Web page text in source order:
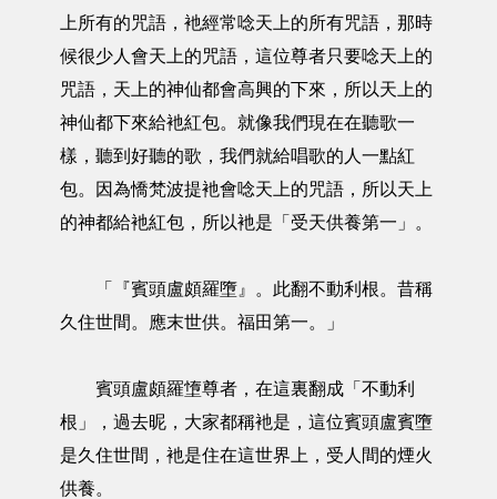
上所有的咒語，衪經常唸天上的所有咒語，那時
候很少人會天上的咒語，這位尊者只要唸天上的
咒語，天上的神仙都會高興的下來，所以天上的
神仙都下來給衪紅包。就像我們現在在聽歌一
樣，聽到好聽的歌，我們就給唱歌的人一點紅
包。因為憍梵波提衪會唸天上的咒語，所以天上
的神都給衪紅包，所以衪是「受天供養第一」。
「『賓頭盧頗羅墮』。此翻不動利根。昔稱
久住世間。應末世供。福田第一。」
賓頭盧頗羅墯尊者，在這裏翻成「不動利
根」，過去昵，大家都稱衪是，這位賓頭盧賓墮
是久住世間，衪是住在這世界上，受人間的煙火
供養。